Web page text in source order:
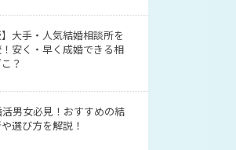
】大手・人気結婚相談所を
安く・早く成婚できる相
？
男女必見！おすすめの結
選び方を解説！